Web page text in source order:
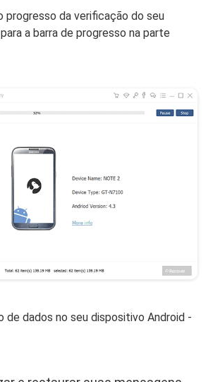
progresso da verificação do seu
a barra de progresso na parte
de dados no seu dispositivo Android -